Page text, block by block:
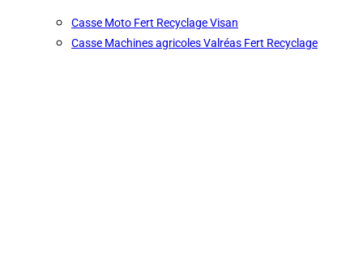
Casse Moto Fert Recyclage Visan
Casse Machines agricoles Valréas Fert Recyclage